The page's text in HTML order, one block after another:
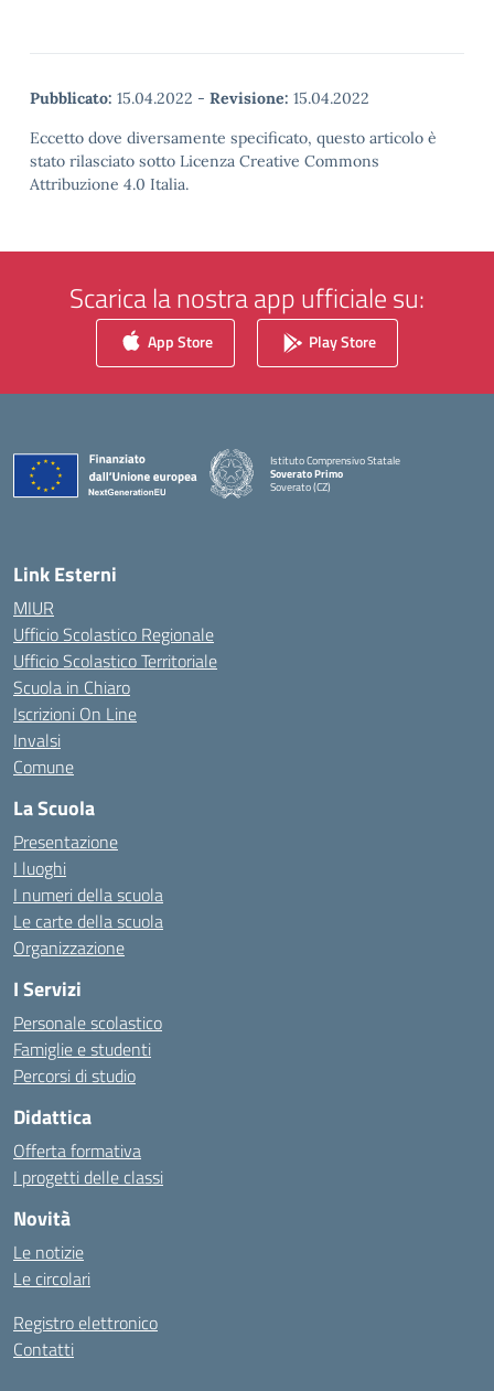
Pubblicato: 15.04.2022 - Revisione: 15.04.2022
Eccetto dove diversamente specificato, questo articolo è
stato rilasciato sotto Licenza Creative Commons
Attribuzione 4.0 Italia.
Scarica la nostra app ufficiale su:
App Store Play Store
Istituto Comprensivo Statale
Soverato Primo
Soverato (CZ)
Link Esterni
MIUR
Ufficio Scolastico Regionale
Ufficio Scolastico Territoriale
Scuola in Chiaro
Iscrizioni On Line
Invalsi
Comune
La Scuola
Presentazione
I luoghi
I numeri della scuola
Le carte della scuola
Organizzazione
I Servizi
Personale scolastico
Famiglie e studenti
Percorsi di studio
Didattica
Offerta formativa
I progetti delle classi
Novità
Le notizie
Le circolari
Registro elettronico
Contatti